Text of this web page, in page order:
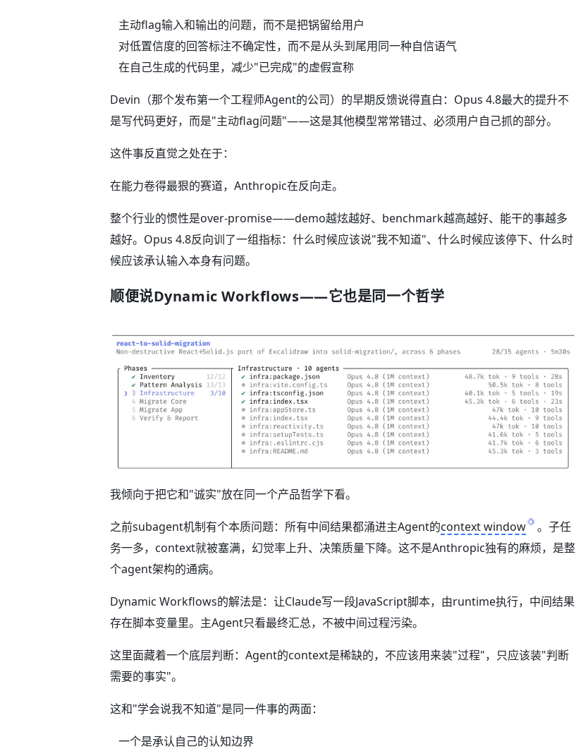
主动flag输入和输出的问题，而不是把锅留给用户
对低置信度的回答标注不确定性，而不是从头到尾用同一种自信语气
在自己生成的代码里，减少"已完成"的虚假宣称
Devin（那个发布第一个工程师Agent的公司）的早期反馈说得直白：Opus 4.8最大的提升不
是写代码更好，而是"主动flag问题"——这是其他模型常常错过、必须用户自己抓的部分。
这件事反直觉之处在于：
在能力卷得最狠的赛道，Anthropic在反向走。
整个行业的惯性是over-promise——demo越炫越好、benchmark越高越好、能干的事越多
越好。Opus 4.8反向训了一组指标：什么时候应该说"我不知道"、什么时候应该停下、什么时
候应该承认输入本身有问题。
顺便说Dynamic Workflows——它也是同一个哲学
我倾向于把它和"诚实"放在同一个产品哲学下看。
之前subagent机制有个本质问题：所有中间结果都涌进主Agent的context window
。子任
务一多，context就被塞满，幻觉率上升、决策质量下降。这不是Anthropic独有的麻烦，是整
个agent架构的通病。
Dynamic Workflows的解法是：让Claude写一段JavaScript脚本，由runtime执行，中间结果
存在脚本变量里。主Agent只看最终汇总，不被中间过程污染。
这里面藏着一个底层判断：Agent的context是稀缺的，不应该用来装"过程"，只应该装"判断
需要的事实"。
这和"学会说我不知道"是同一件事的两面：
一个是承认自己的认知边界